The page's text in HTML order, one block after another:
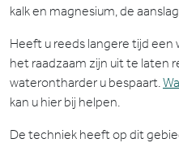
kalk en magnesium, de
Heeft u reeds langere tijd een
het raadzaam zijn uit te laten
waterontharder u bespaart.
kan u hier bij helpen.
De techniek heeft op dit